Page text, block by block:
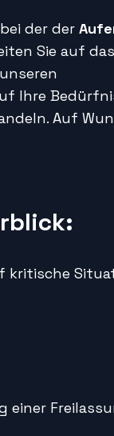
der der
Sie auf
Ihre
Auf
kritische
einer